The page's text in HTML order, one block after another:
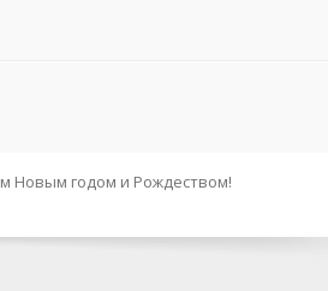
Новым годом и Рождеством!